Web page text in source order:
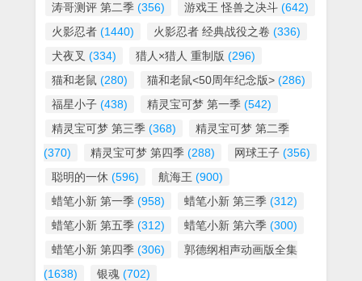
涛哥测评 第二季 (356) 游戏王 怪兽之决斗 (642)
火影忍者 (1440) 火影忍者 经典战役之卷 (336)
犬夜叉 (334) 猎人×猎人 重制版 (296)
猫和老鼠 (280) 猫和老鼠<50周年纪念版> (286)
福星小子 (438) 精灵宝可梦 第一季 (542)
精灵宝可梦 第三季 (368)
精灵宝可梦 第二季
(370)
精灵宝可梦 第四季 (288) 网球王子 (356)
聪明的一休 (596) 航海王 (900)
蜡笔小新 第一季 (958) 蜡笔小新 第三季 (312)
蜡笔小新 第五季 (312) 蜡笔小新 第六季 (300)
蜡笔小新 第四季 (306)
郭德纲相声动画版全集
(1638)
银魂 (702)